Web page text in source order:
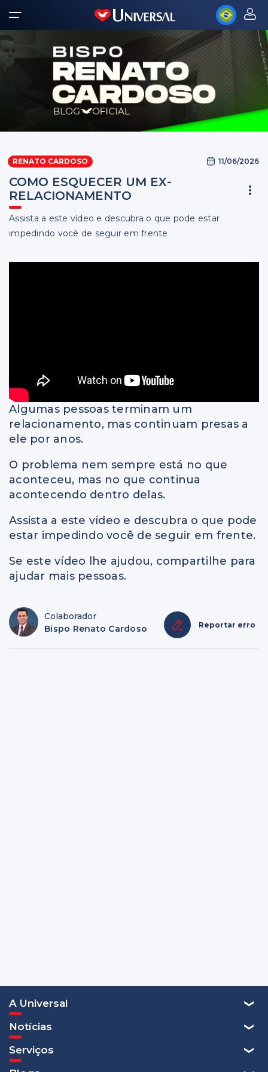
RENATO CARDOSO 11/06/2026
COMO ESQUECER UM EX-
RELACIONAMENTO
Assista a este vídeo e descubra o que pode estar
impedindo você de seguir em frente
Algumas pessoas terminam um
relacionamento, mas continuam presas a
ele por anos.
O problema nem sempre está no que
aconteceu, mas no que continua
acontecendo dentro delas.
Assista a este vídeo e descubra o que pode
estar impedindo você de seguir em frente.
Se este vídeo lhe ajudou, compartilhe para
ajudar mais pessoas.
Colaborador
Bispo Renato Cardoso
Reportar erro
A Universal
Notícias
Serviços